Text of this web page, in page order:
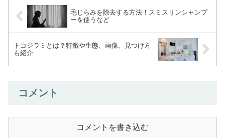
毛じらみを除去する方法！スミスリンシャンプ
ーを使うなど
トコジラミとは？特徴や生態、画像、見つけ方
も紹介
コメント
コメントを書き込む